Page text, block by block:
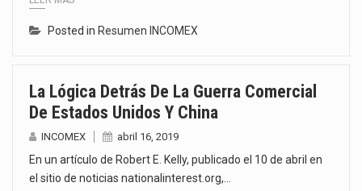
Posted in Resumen INCOMEX
La Lógica Detrás De La Guerra Comercial
De Estados Unidos Y China
INCOMEX abril 16, 2019
En un artículo de Robert E. Kelly, publicado el 10 de abril en
el sitio de noticias nationalinterest.org,…